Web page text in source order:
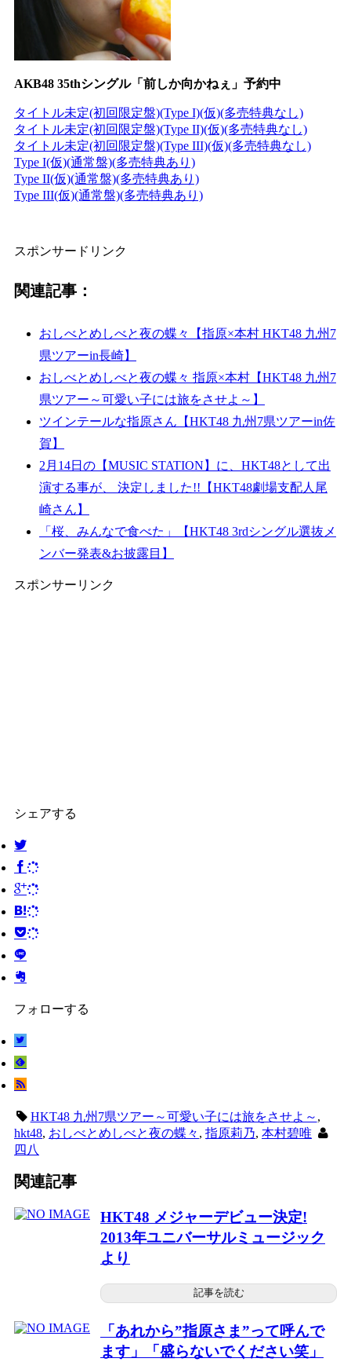
AKB48 35thシングル「前しか向かねぇ」予約中
タイトル未定(初回限定盤)(Type I)(仮)(多売特典なし)
タイトル未定(初回限定盤)(Type II)(仮)(多売特典なし)
タイトル未定(初回限定盤)(Type III)(仮)(多売特典なし)
Type I(仮)(通常盤)(多売特典あり)
Type II(仮)(通常盤)(多売特典あり)
Type III(仮)(通常盤)(多売特典あり)
スポンサードリンク
関連記事：
おしべとめしべと夜の蝶々【指原×本村 HKT48 九州7
県ツアーin長崎】
おしべとめしべと夜の蝶々 指原×本村【HKT48 九州7
県ツアー～可愛い子には旅をさせよ～】
ツインテールな指原さん【HKT48 九州7県ツアーin佐
賀】
2月14日の【MUSIC STATION】に、HKT48として出
演する事が、 決定しました!!【HKT48劇場支配人尾
崎さん】
「桜、みんなで食べた 」【HKT48 3rdシングル選抜メ
ンバー発表&お披露目】
スポンサーリンク
シェアする
フォローする
HKT48 九州7県ツアー～可愛い子には旅をさせよ～ ,
hkt48, おしべとめしべと夜の蝶々 , 指原莉乃, 本村碧唯
四八
関連記事
HKT48 メジャーデビュー決定!
2013年ユニバーサルミュージック
より
記事を読む
「あれから”指原さま”って呼んで
ます」「盛らないでください笑」